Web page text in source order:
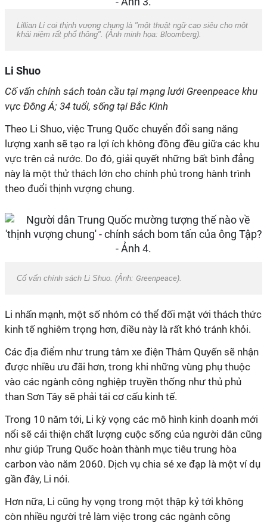
Lillian Li coi thịnh vượng chung là "một thuật ngữ cao siêu cho một
khái niệm rất phổ thông". (Ảnh minh họa: Bloomberg).
Li Shuo
Cố vấn chính sách toàn cầu tại mạng lưới Greenpeace khu
vực Đông Á; 34 tuổi, sống tại Bắc Kinh
Theo Li Shuo, việc Trung Quốc chuyển đổi sang năng
lượng xanh sẽ tạo ra lợi ích không đồng đều giữa các khu
vực trên cả nước. Do đó, giải quyết những bất bình đẳng
này là một thử thách lớn cho chính phủ trong hành trình
theo đuổi thịnh vượng chung.
Cố vấn chính sách Li Shuo. (Ảnh: Greenpeace).
Li nhấn mạnh, một số nhóm có thể đối mặt với thách thức
kinh tế nghiêm trọng hơn, điều này là rất khó tránh khỏi.
Các địa điểm như trung tâm xe điện Thâm Quyến sẽ nhận
được nhiều ưu đãi hơn, trong khi những vùng phụ thuộc
vào các ngành công nghiệp truyền thống như thủ phủ
than Sơn Tây sẽ phải tái cơ cấu kinh tế.
Trong 10 năm tới, Li kỳ vọng các mô hình kinh doanh mới
nổi sẽ cải thiện chất lượng cuộc sống của người dân cũng
như giúp Trung Quốc hoàn thành mục tiêu trung hòa
carbon vào năm 2060. Dịch vụ chia sẻ xe đạp là một ví dụ
gần đây, Li nói.
Hơn nữa, Li cũng hy vọng trong một thập kỷ tới không
còn nhiều người trẻ làm việc trong các ngành công